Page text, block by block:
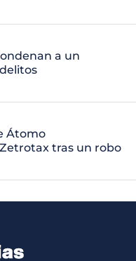
a un
Átomo
tras un robo